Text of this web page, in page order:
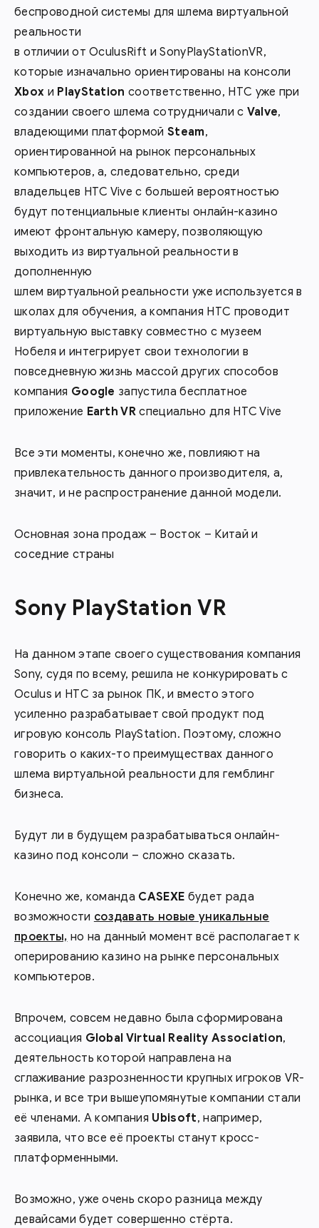
беспроводной системы для шлема виртуальной
реальности
в отличии от OculusRift и SonyPlayStationVR,
которые изначально ориентированы на консоли
Xbox и PlayStation соответственно, HTC уже при
создании своего шлема сотрудничали с Valve,
владеющими платформойSteam,
ориентированной на рынок персональных
компьютеров, а, следовательно, среди
владельцев HTC Vive с большей вероятностью
будут потенциальные клиенты онлайн-казино
имеют фронтальную камеру, позволяющую
выходить из виртуальной реальности в
дополненную
шлем виртуальной реальности уже используется в
школах для обучения, а компания HTC проводит
виртуальную выставку совместно с музеем
Нобеля и интегрирует свои технологии в
повседневную жизнь массой других способов
компания Google запустила бесплатное
приложение Earth VR специально для HTC Vive
Все эти моменты, конечно же, повлияют на
привлекательность данного производителя, а,
значит, и не распространение данной модели.
Основная зона продаж – Восток – Китай и
соседние страны
Sony PlayStation VR
На данном этапе своего существования компания
Sony, судя по всему, решила не конкурировать с
Oculus и HTC за рынок ПК, и вместо этого
усиленно разрабатывает свой продукт под
игровую консоль PlayStation. Поэтому, сложно
говорить о каких-то преимуществах данного
шлема виртуальной реальности для гемблинг
бизнеса.
Будут ли в будущем разрабатываться онлайн-
казино под консоли – сложно сказать.
Конечно же, команда CASEXE будет рада
возможности создавать новые уникальные
проекты, но на данный момент всё располагает к
оперированию казино на рынке персональных
компьютеров.
Впрочем, совсем недавно была сформирована
ассоциация Global Virtual Reality Association,
деятельность которой направлена на
сглаживание разрозненности крупных игроков VR-
рынка, и все три вышеупомянутые компании стали
её членами. А компания Ubisoft, например,
заявила, что все её проекты станут кросс-
платформенными.
Возможно, уже очень скоро разница между
девайсами будет совершенно стёрта.